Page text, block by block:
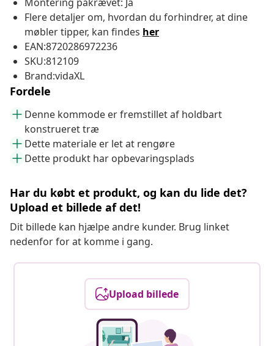
Flere detaljer om, hvordan du forhindrer, at dine
møbler tipper, kan findes her
EAN:8720286972236
SKU:812109
Brand:vidaXL
Fordele
Denne kommode er fremstillet af holdbart
konstrueret træ
Dette materiale er let at rengøre
Dette produkt har opbevaringsplads
Har du købt et produkt, og kan du lide det?
Upload et billede af det!
Dit billede kan hjælpe andre kunder. Brug linket
nedenfor for at komme i gang.
Upload billede